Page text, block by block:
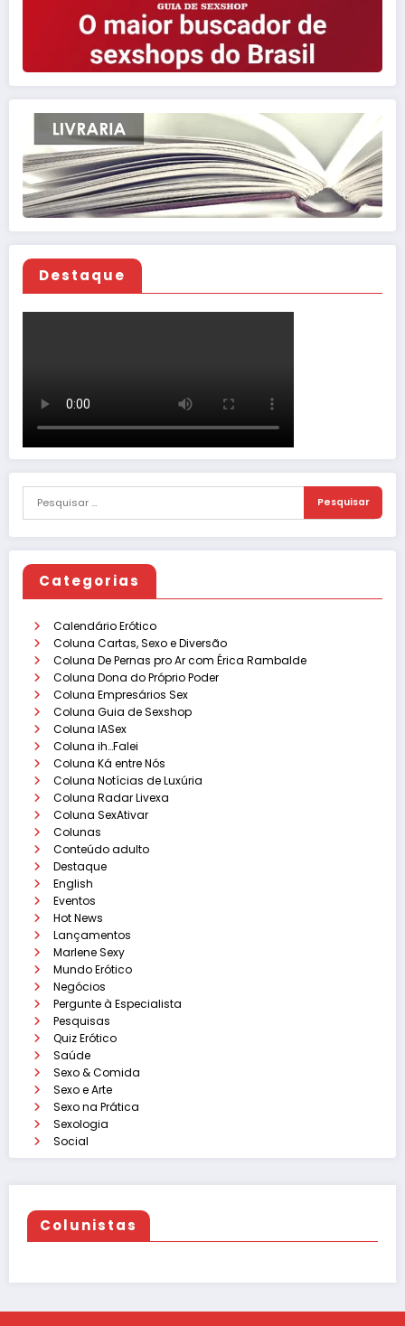
Destaque
Categorias
Calendário Erótico
Coluna Cartas, Sexo e Diversão
Coluna De Pernas pro Ar com Érica Rambalde
Coluna Dona do Próprio Poder
Coluna Empresários Sex
Coluna Guia de Sexshop
Coluna IASex
Coluna ih…Falei
Coluna Ká entre Nós
Coluna Notícias de Luxúria
Coluna Radar Livexa
Coluna SexAtivar
Colunas
Conteúdo adulto
Destaque
English
Eventos
Hot News
Lançamentos
Marlene Sexy
Mundo Erótico
Negócios
Pergunte à Especialista
Pesquisas
Quiz Erótico
Saúde
Sexo & Comida
Sexo e Arte
Sexo na Prática
Sexologia
Social
Colunistas